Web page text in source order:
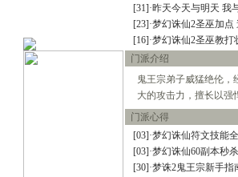
[31]·昨天今天与明天 我
[23]·梦幻诛仙2圣巫加
[16]·梦幻诛仙2圣巫教
门派介绍
鬼王宗弟子威猛绝伦
大的攻击力，擅长以强
门派心得
[03]·梦幻诛仙符文技能
[03]·梦幻诛仙60副本秒
[30]·梦诛2鬼王宗新手